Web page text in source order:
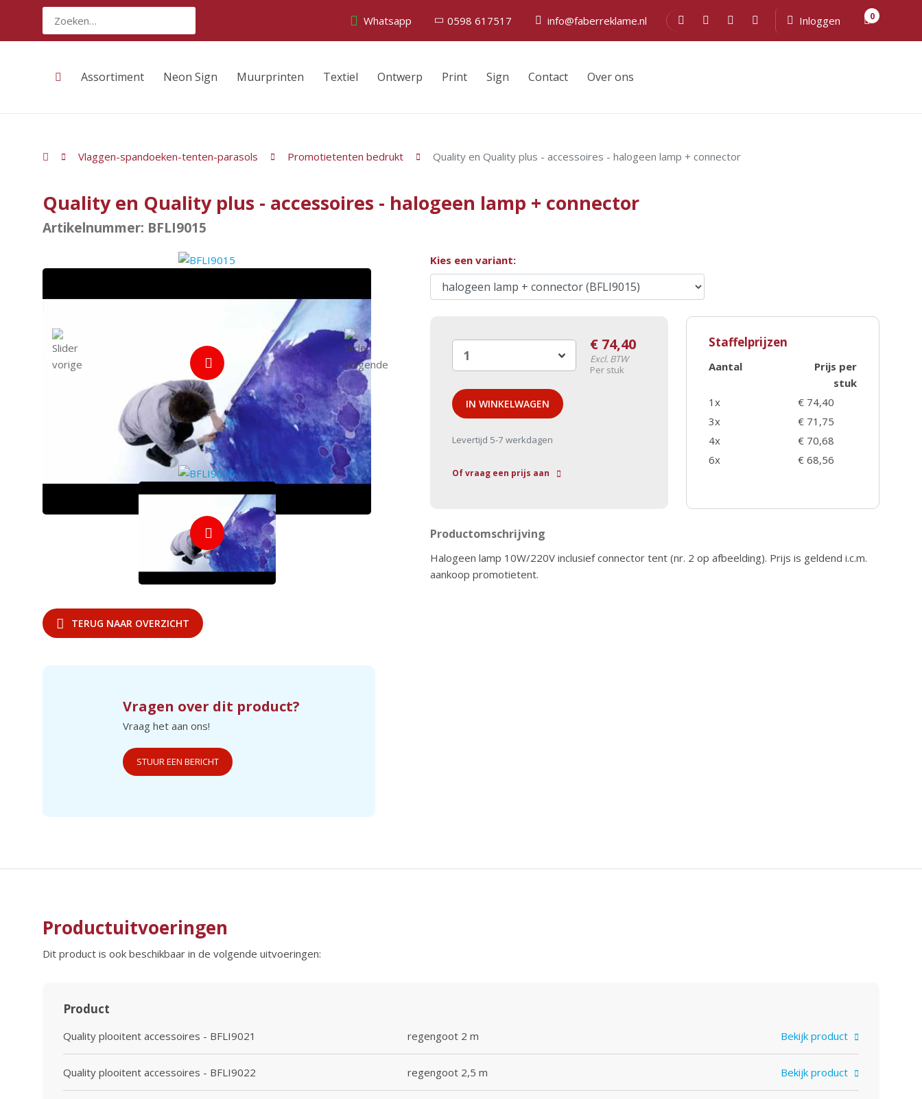
Whatsapp 0598 617517 info@faberreklame.nl Inloggen 0
Assortiment Neon Sign Muurprinten Textiel Ontwerp Print Sign Contact Over ons
Vlaggen-spandoeken-tenten-parasols Promotietenten bedrukt Quality en Quality plus - accessoires - halogeen lamp + connector
Quality en Quality plus - accessoires - halogeen lamp + connector
Artikelnummer: BFLI9015
TERUG NAAR OVERZICHT
Vragen over dit product?
Vraag het aan ons!
STUUR EEN BERICHT
Kies een variant:
€ 74,40
Excl. BTW
Per stuk
IN WINKELWAGEN
Levertijd 5-7 werkdagen
Of vraag een prijs aan
Staffelprijzen
Aantal
Prijs per
stuk
1x
€ 74,40
3x
€ 71,75
4x
€ 70,68
6x
€ 68,56
Productomschrijving
Halogeen lamp 10W/220V inclusief connector tent (nr. 2 op afbeelding). Prijs is geldend i.c.m.
aankoop promotietent.
Productuitvoeringen
Dit product is ook beschikbaar in de volgende uitvoeringen:
Product
Quality plooitent accessoires - BFLI9021 regengoot 2 m Bekijk product
Quality plooitent accessoires - BFLI9022 regengoot 2,5 m Bekijk product